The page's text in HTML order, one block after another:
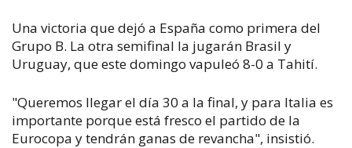
Una victoria que dejó a España como primera del
Grupo B. La otra semifinal la jugarán Brasil y
Uruguay, que este domingo vapuleó 8-0 a Tahití.
"Queremos llegar el día 30 a la final, y para Italia es
importante porque está fresco el partido de la
Eurocopa y tendrán ganas de revancha", insistió.